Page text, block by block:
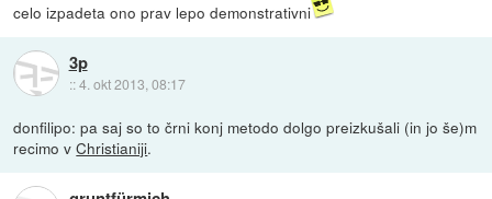
celo izpadeta ono prav lepo demonstrativni
3p
::4. okt 2013, 08:17
donfilipo: pa saj so to črni konj metodo dolgo preizkušali (in jo še)m
recimo vChristianiji.